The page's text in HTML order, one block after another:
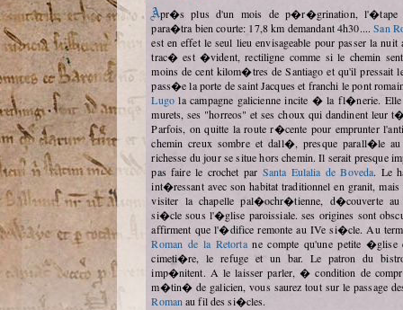
Apr�s plus d'un mois de p�r�grination, l'�tape de ce jour nous
para�tra bien courte: 17,8 km demandant 4h30....San
est en effet le seul lieu envisageable pour passer la
trac� est �vident, rectiligne comme si le chemin
moins de cent kilom�tres de Santiago et qu'il pressait
pass�e la porte de saint Jacques et franchi le pont
Lugola campagne galicienne incite � la fl�nerie. Elle
murets, ses "horreos" et ses choux qui dandinent leur
Parfois, on quitte la route r�cente pour emprunter
chemin creux sombre et dall�, presque parall�le
richesse du jour se situe hors chemin. Il serait presque
pas faire le crochet par Santa Eulalia de Boveda. Le
int�ressant avec son habitat traditionnel en granit,
visiter la chapelle pal�ochr�tienne, d�couverte
si�cle sous l'�glise paroissiale. ses origines sont
affirment que l'�difice remonte au IVe si�cle. Au
Roman de la Retortane compte qu'une petite �glise
cimeti�re, le refuge et un bar. Le patron du
imp�nitent. A le laisser parler, � condition de
m�tin� de galicien, vous saurez tout sur le passage
Romanau fil des si�cles.